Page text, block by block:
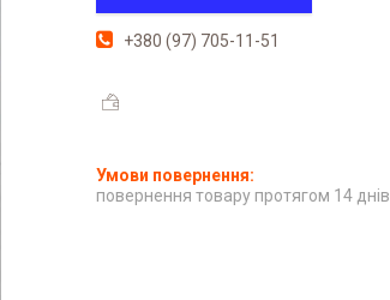
+380 (97) 705-11-51
повернення товару протягом 14 днів